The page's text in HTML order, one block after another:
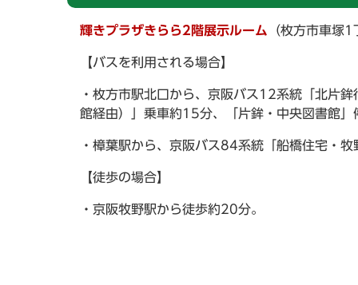
輝きプラザきらら2階展示ルーム （枚方市車塚
【バスを利用される場合】
・枚方市駅北口から、京阪バス12系統「北片
館経由）」乗車約15分、「片鉾・中央図書館」
・樟葉駅から、京阪バス84系統「船橋住宅・
【徒歩の場合】
・京阪牧野駅から徒歩約20分。